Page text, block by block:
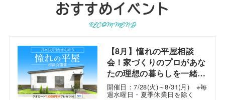
おすすめイベント
RECOMMEND
【8月】憧れの平屋相談
会！家づくりのプロがあな
たの理想の暮らしを一緒に
考えます！
開催日：7/28(火)～8/31(月) ※毎
週水曜日・夏季休業日を除く